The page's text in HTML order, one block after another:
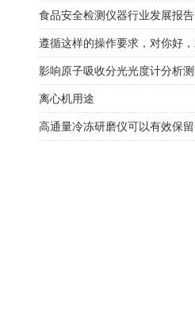
食品安全检测仪器行业发展报告
离心机用途